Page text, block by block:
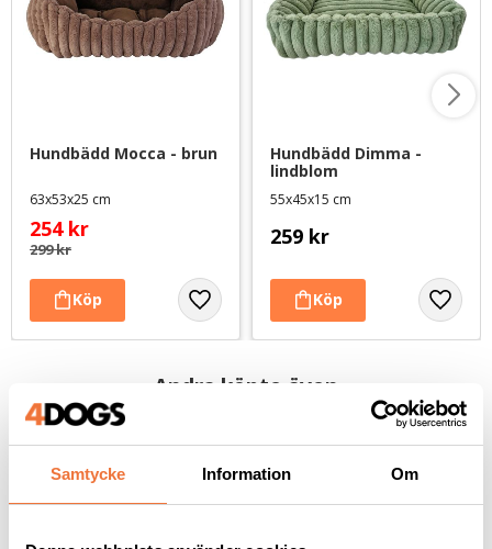
Samtycke Information Om
Hundbädd Mocca - brun
63x53x25 cm
254 kr
299kr
Hundbädd Dimma -
lindblom
55x45x15 cm
259 kr
Andra köpte även